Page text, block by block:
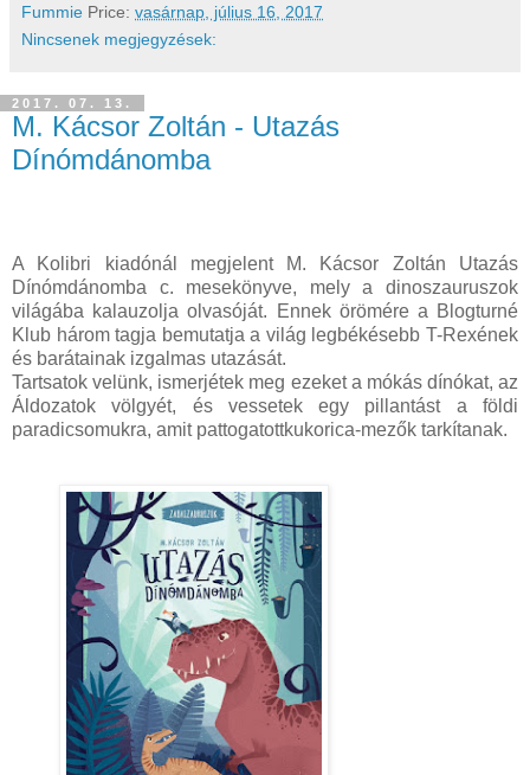
Fummie Price: vasárnap, július 16, 2017
Nincsenek megjegyzések:
2017. 07. 13.
M. Kácsor Zoltán - Utazás
Dínómdánomba
A Kolibri kiadónál megjelent M. Kácsor Zoltán Utazás
Dínómdánomba c. mesekönyve, mely a dinoszauruszok
világába kalauzolja olvasóját. Ennek örömére a Blogturné
Klub három tagja bemutatja a világ legbékésebb T-Rexének
és barátainak izgalmas utazását.
Tartsatok velünk, ismerjétek meg ezeket a mókás dínókat, az
Áldozatok völgyét, és vessetek egy pillantást a földi
paradicsomukra, amit pattogatottkukorica-mezők tarkítanak.